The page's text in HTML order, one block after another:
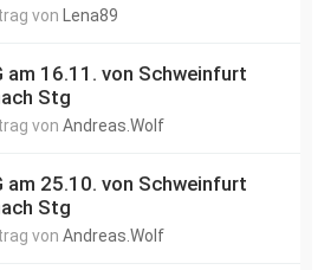
von Lena89
am 16.11. von Schweinfurt
Stg
von Andreas.Wolf
am 25.10. von Schweinfurt
Stg
von Andreas.Wolf